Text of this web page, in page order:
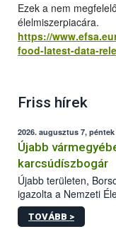
Ezek a nem
élelmiszerpiacára.
https://
food-latest-data-
Friss hírek
2026. augusztus 7, péntek
Újabb
karcsúdíszbogár
Újabb területen,
igazolta a Nemzeti
kőrisrontó
kártevőt nem csak
TOVÁBB >